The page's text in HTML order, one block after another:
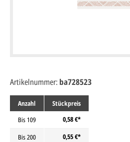
Anzahl
Stückpreis
Bis 109
0,58 €*
Bis200
0,55 €*
Artikelnummer: ba728523